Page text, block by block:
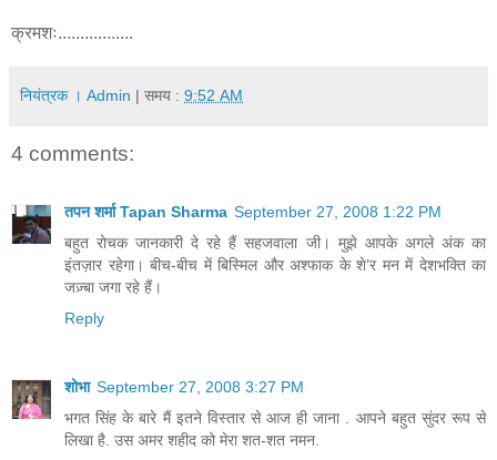
क्रमशः.................
नियंत्रक । Admin | समय : 9:52 AM
4 comments:
तपन शर्मा Tapan Sharma September 27, 2008 1:22 PM
बहुत रोचक जानकारी दे रहे हैं सहजवाला जी। मुझे आपके अगले अंक का
इंतज़ार रहेगा। बीच-बीच में बिस्मिल और अश्फाक के शे’र मन में देशभक्ति का
जज़्बा जगा रहे हैं।
Reply
शोभा September 27, 2008 3:27 PM
भगत सिंह के बारे मैं इतने विस्तार से आज ही जाना . आपने बहुत सुंदर रूप से
लिखा है. उस अमर शहीद को मेरा शत-शत नमन.